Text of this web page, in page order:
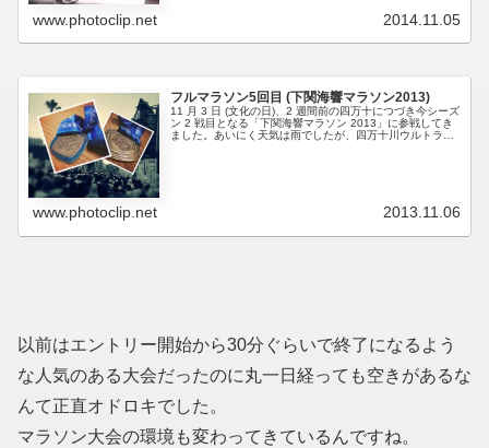
www.photoclip.net 2014.11.05
フルマラソン5回目 (下関海響マラソン2013)
11 月 3 日 (文化の日)、2 週間前の四万十につづき今シーズ
ン 2 戦目となる「下関海響マラソン 2013」に参戦してき
ました。あいにく天気は雨でしたが、四万十川ウルトラの
www.photoclip.net 2013.11.06
以前はエントリー開始から30分ぐらいで終了になるよう
な人気のある大会だったのに丸一日経っても空きがあるな
んて正直オドロキでした。
マラソン大会の環境も変わってきているんですね。